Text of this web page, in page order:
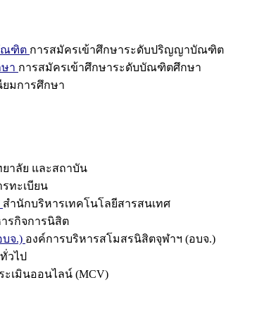
ณฑิต การสมัครเข้าศึกษาระดับปริญญาบัณฑิต
า การสมัครเข้าศึกษาระดับบัณฑิตศึกษา
ยมการศึกษา
าลัย และสถาบัน
ทะเบียน
สำนักบริหารเทคโนโลยีสารสนเทศ
รกิจการนิสิต
จ.) องค์การบริหารสโมสรนิสิตจุฬาฯ (อบจ.)
วไป
ะเมินออนไลน์ (MCV)